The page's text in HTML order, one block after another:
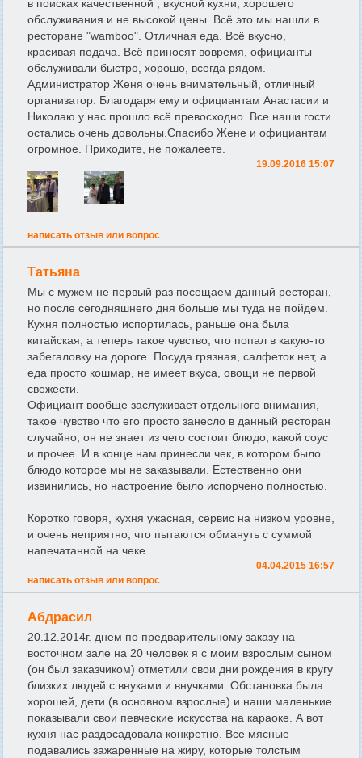
в поисках качественной , вкусной кухни, хорошего
обслуживания и не высокой цены. Всё это мы нашли в
ресторане "wamboo". Отличная еда. Всё вкусно,
красивая подача. Всё приносят вовремя, официанты
обслуживали быстро, хорошо, всегда рядом.
Администратор Женя очень внимательный, отличный
организатор. Благодаря ему и официантам Анастасии и
Hиколаю у нас прошло всё превосходно. Все наши гости
остались очень довольны.Спасибо Жене и официантам
огромное. Приходите, не пожалеете.
19.09.2016 15:07
написать отзыв или вопрос
Татьяна
Мы с мужем не первый раз посещаем данный ресторан,
но после сегодняшнего дня больше мы туда не пойдем.
Кухня полностью испортилась, раньше она была
китайская, а теперь такое чувство, что попал в какую-то
забегаловку на дороге. Посуда грязная, салфеток нет, а
еда просто кошмар, не имеет вкуса, овощи не первой
свежести.
Официант вообще заслуживает отдельного внимания,
такое чувство что его просто занесло в данный ресторан
случайно, он не знает из чего состоит блюдо, какой соус
и прочее. И в конце нам принесли чек, в котором было
блюдо которое мы не заказывали. Естественно они
извинились, но настроение было испорчено полностью.
Коротко говоря, кухня ужасная, сервис на низком уровне,
и очень неприятно, что пытаются обмануть с суммой
напечатанной на чеке.
04.04.2015 16:57
написать отзыв или вопрос
Абдрасил
20.12.2014г. днем по предварительному заказу на
восточном зале на 20 человек я с моим взрослым сыном
(он был заказчиком) отметили свои дни рождения в кругу
близких людей с внуками и внучками. Обстановка была
хорошей, дети (в основном взрослые) и наши маленькие
показывали свои певческие искусства на караоке. А вот
кухня нас раздосадовала конкретно. Все мясные
подавались зажаренные на жиру, которые толстым